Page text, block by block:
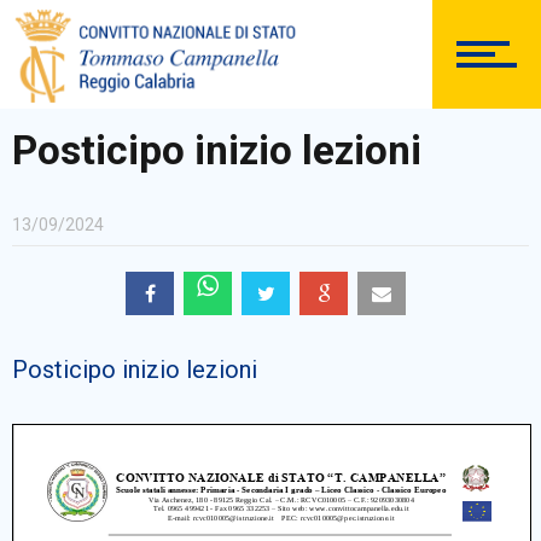
DOCUMENTAZIONE
PERSONALE
Comunicazioni Esterne
BACHECA SINDACALE
Posticipo inizio lezioni
13/09/2024
Posticipo inizio lezioni